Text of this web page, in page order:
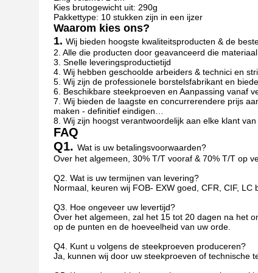
Kies brutogewicht uit: 290g
Pakkettype: 10 stukken zijn in een ijzer
Waarom kies ons?
1. Wij bieden hoogste kwaliteitsproducten & de
2. Alle die producten door geavanceerd die
3. Snelle leveringsproductietijd
4. Wij hebben geschoolde arbeiders & technici en
5. Wij zijn de professionele borstelsfabrikant en
6. Beschikbare steekproeven en Aanpassing vanaf
7. Wij bieden de laagste en concurrerendere prijs
maken - definitief eindigen…
8. Wij zijn hoogst verantwoordelijk aan elke klant
FAQ
Q1. Wat is uw betalingsvoorwaarden?
Over het algemeen, 30% T/T vooraf & 70% T/T op
Q2. Wat is uw termijnen van levering?
Normaal, keuren wij FOB- EXW goed, CFR, CIF, LC
Q3. Hoe ongeveer uw levertijd?
Over het algemeen, zal het 15 tot 20 dagen na het
op de punten en de hoeveelheid van uw orde.
Q4. Kunt u volgens de steekproeven produceren?
Ja, kunnen wij door uw steekproeven of technische